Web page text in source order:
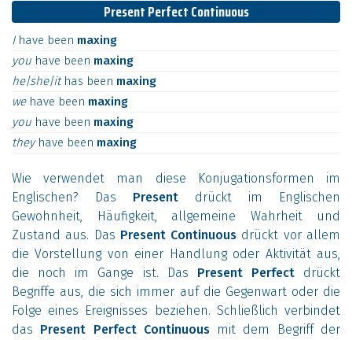
Present Perfect Continuous
I have been maxing
you have been maxing
he|she|it has been maxing
we have been maxing
you have been maxing
they have been maxing
Wie verwendet man diese Konjugationsformen im
Englischen? Das Present drückt im Englischen
Gewohnheit, Häufigkeit, allgemeine Wahrheit und
Zustand aus. Das Present Continuous drückt vor allem
die Vorstellung von einer Handlung oder Aktivität aus,
die noch im Gange ist. Das Present Perfectdrückt
Begriffe aus, die sich immer auf die Gegenwart oder die
Folge eines Ereignisses beziehen. Schließlich verbindet
das Present Perfect Continuousmit dem Begriff der